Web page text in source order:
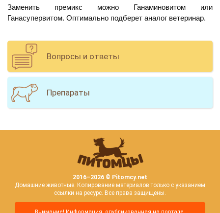
Заменить премикс можно Ганаминовитом или
Ганасупервитом. Оптимально подберет аналог ветеринар.
Вопросы и ответы
Препараты
2016–2026 © Pitomcy.net
Домашние животные. Копирование материалов только с указанием
ссылки на ресурс. Все права защищены.